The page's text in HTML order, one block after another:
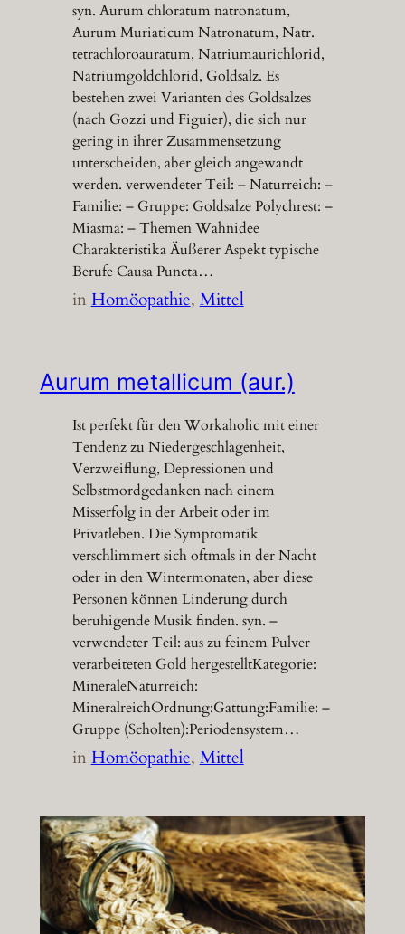
syn. Aurum chloratum natronatum,
Aurum Muriaticum Natronatum, Natr.
tetrachloroauratum, Natriumaurichlorid,
Natriumgoldchlorid, Goldsalz. Es
bestehen zwei Varianten des Goldsalzes
(nach Gozzi und Figuier), die sich nur
gering in ihrer Zusammensetzung
unterscheiden, aber gleich angewandt
werden. verwendeter Teil: – Naturreich: –
Familie: – Gruppe: Goldsalze Polychrest: –
Miasma: – Themen Wahnidee
Charakteristika Äußerer Aspekt typische
Berufe Causa Puncta…
inHomöopathie, Mittel
Aurum metallicum (aur.)
Ist perfekt für den Workaholic mit einer
Tendenz zu Niedergeschlagenheit,
Verzweiflung, Depressionen und
Selbstmordgedanken nach einem
Misserfolg in der Arbeit oder im
Privatleben. Die Symptomatik
verschlimmert sich oftmals in der Nacht
oder in den Wintermonaten, aber diese
Personen können Linderung durch
beruhigende Musik finden. syn. –
verwendeter Teil: aus zu feinem Pulver
verarbeiteten Gold hergestelltKategorie:
MineraleNaturreich:
MineralreichOrdnung:Gattung:Familie: –
Gruppe (Scholten):Periodensystem…
inHomöopathie, Mittel